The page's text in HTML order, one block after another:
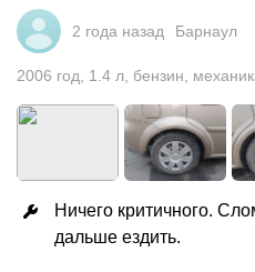
2 года назад Барнаул
2006 год 1.4 л бензин
Ничего критичного.
дальше ездить.